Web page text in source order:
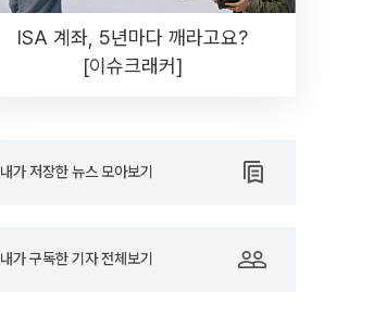
ISA 계좌, 5년마다 깨라고요?
[이슈크래커]
내가 저장한 뉴스 모아보기
내가 구독한 기자 전체보기